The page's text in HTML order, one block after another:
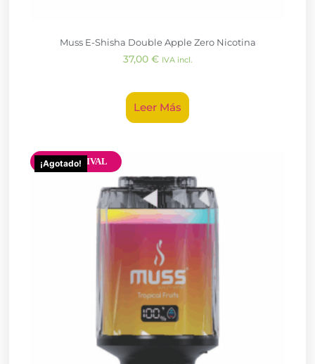
Muss E-Shisha Double Apple Zero Nicotina
37,00 € IVA incl.
Leer Más
¡Agotado!
NEW ARRIVAL